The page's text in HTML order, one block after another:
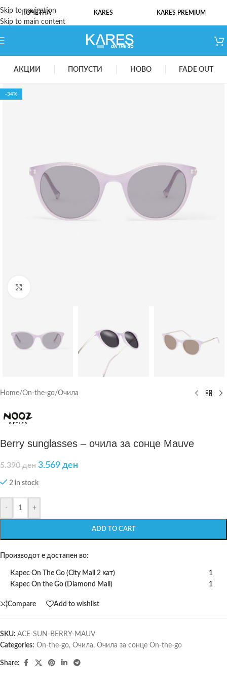
Skip to navigation
Skip to main content
ПОЧЕТНА KARES KARES PREMIUM
АКЦИИ ПОПУСТИ НОВО FADE OUT
-34%
Home/On-the-go/Очила
Berry sunglasses – очила за сонце Mauve
5.390ден 3.569 ден
2 in stock
- +
ADD TO CART
Производот е достапен во:
Карес On The Go (City Mall 2 кат)
1
Карес On the Go (Diamond Mall)
1
Compare Add to wishlist
SKU: ACE-SUN-BERRY-MAUV
Categories: On-the-go, Очила, Очила за сонце On-the-go
Share: